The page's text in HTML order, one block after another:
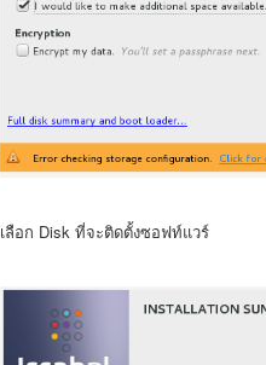
เลือก Disk ที่จะติดตั้งซอฟท์แวร์